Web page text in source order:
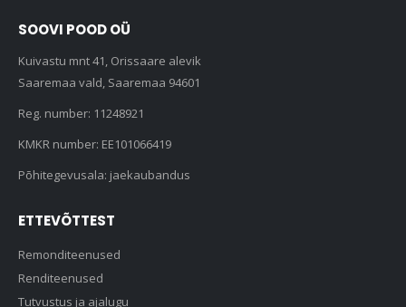
SOOVI POOD OÜ
Kuivastu mnt 41, Orissaare alevik
Saaremaa vald, Saaremaa 94601
Reg. number: 11248921
KMKR number: EE101066419
Põhitegevusala: jaekaubandus
ETTEVÕTTEST
Remonditeenused
Renditeenused
Tutvustus ja ajalugu